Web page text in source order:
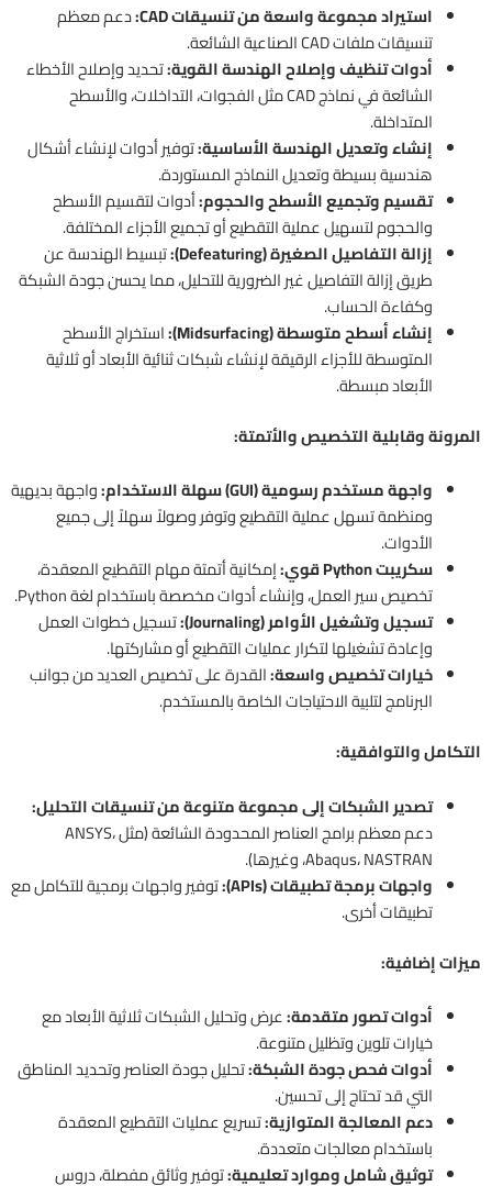
استيراد مجموعة واسعة من تنسيقات CAD:
دعم معظم
تنسيقات ملفات CAD الصناعية الشائعة.
أدوات تنظيف وإصلاح الهندسة القوية:تحديد وإصلاح الأخطاء
الشائعة في نماذج CAD مثل الفجوات، التداخلات، والأسطح
المتداخلة.
إنشاء وتعديل الهندسة الأساسية:توفير أدوات لإنشاء أشكال
هندسية بسيطة وتعديل النماذج المستوردة.
تقسيم وتجميع الأسطح والحجوم:أدوات لتقسيم الأسطح
والحجوم لتسهيل عملية التقطيع أو تجميع الأجزاء المختلفة.
إزالة التفاصيل الصغيرة (Defeaturing):
تبسيط الهندسة عن
طريق إزالة التفاصيل غير الضرورية للتحليل، مما يحسن جودة الشبكة
وكفاءة الحساب.
إنشاء أسطح متوسطة (Midsurfacing):
استخراج الأسطح
المتوسطة للأجزاء الرقيقة لإنشاء شبكات ثنائية الأبعاد أو ثلاثية
الأبعاد مبسطة.
المرونة وقابلية التخصيص والأتمتة:
واجهة مستخدم رسومية (GUI) سهلة الاستخدام:
واجهة بديهية
ومنظمة تسهل عملية التقطيع وتوفر وصولاً سهلاً إلى جميع
الأدوات.
سكريبت Python قوي:
إمكانية أتمتة مهام التقطيع المعقدة،
تخصيص سير العمل، وإنشاء أدوات مخصصة باستخدام لغة Python.
تسجيل وتشغيل الأوامر (Journaling):
تسجيل خطوات العمل
وإعادة تشغيلها لتكرار عمليات التقطيع أو مشاركتها.
خيارات تخصيص واسعة:القدرة على تخصيص العديد من جوانب
البرنامج لتلبية الاحتياجات الخاصة بالمستخدم.
التكامل والتوافقية:
تصدير الشبكات إلى مجموعة متنوعة من تنسيقات التحليل:
دعم معظم برامج العناصر المحدودة الشائعة (مثل ANSYS،
Abaqus، NASTRAN، وغيرها).
واجهات برمجة تطبيقات (APIs):
توفير واجهات برمجية للتكامل مع
تطبيقات أخرى.
ميزات إضافية:
أدوات تصور متقدمة:عرض وتحليل الشبكات ثلاثية الأبعاد مع
خيارات تلوين وتظليل متنوعة.
أدوات فحص جودة الشبكة:تحليل جودة العناصر وتحديد المناطق
التي قد تحتاج إلى تحسين.
دعم المعالجة المتوازية:تسريع عمليات التقطيع المعقدة
باستخدام معالجات متعددة.
توثيق شامل وموارد تعليمية:توفير وثائق مفصلة، دروس